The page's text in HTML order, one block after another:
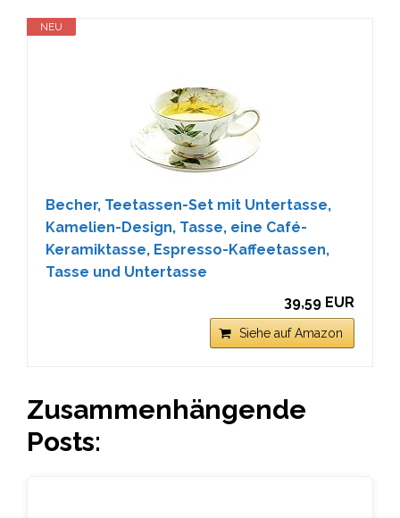
NEU
Becher, Teetassen-Set mit Untertasse,
Kamelien-Design, Tasse, eine Café-
Keramiktasse, Espresso-Kaffeetassen,
Tasse und Untertasse
39,59 EUR
Siehe auf Amazon
Zusammenhängende
Posts: